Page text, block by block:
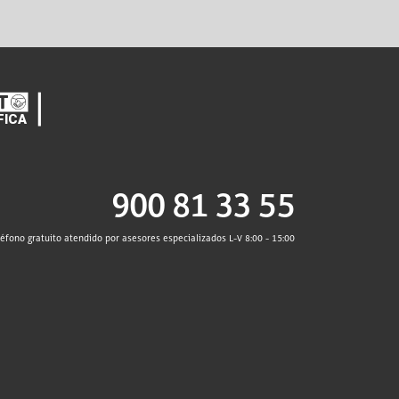
900 81 33 55
gratuito atendido por asesores especializados L-V 8:00 - 15:00